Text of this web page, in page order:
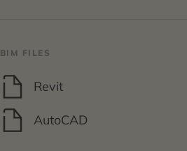
BIM FILES
Revit
AutoCAD